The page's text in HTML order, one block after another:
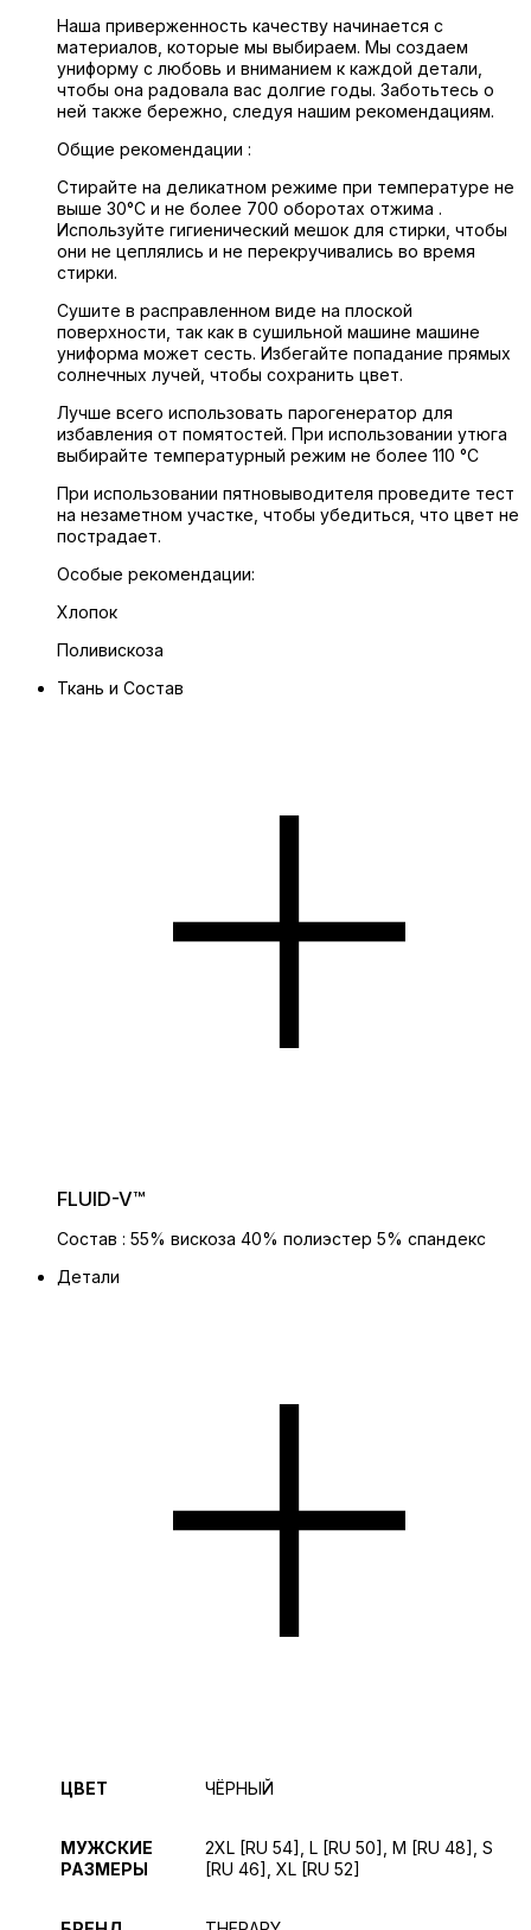
Наша приверженность качеству начинается с
материалов, которые мы выбираем. Мы создаем
униформу с любовь и вниманием к каждой детали,
чтобы она радовала вас долгие годы. Заботьтесь о
ней также бережно, следуя нашим рекомендациям.
Общие рекомендации :
Стирайте на деликатном режиме при температуре не
выше 30°C и не более 700 оборотах отжима .
Используйте гигиенический мешок для стирки, чтобы
они не цеплялись и не перекручивались во время
стирки.
Сушите в расправленном виде на плоской
поверхности, так как в сушильной машине машине
униформа может сесть. Избегайте попадание прямых
солнечных лучей, чтобы сохранить цвет.
Лучше всего использовать парогенератор для
избавления от помятостей. При использовании утюга
выбирайте температурный режим не более 110 °C
При использовании пятновыводителя проведите тест
на незаметном участке, чтобы убедиться, что цвет не
пострадает.
Особые рекомендации:
Хлопок
Поливискоза
Ткань и Состав
FLUID-V™
Состав : 55% вискоза 40% полиэстер 5% спандекс
Детали
ЦВЕТ ЧЁРНЫЙ
МУЖСКИЕ
РАЗМЕРЫ
2XL [RU 54], L [RU 50], M [RU 48], S
[RU 46], XL [RU 52]